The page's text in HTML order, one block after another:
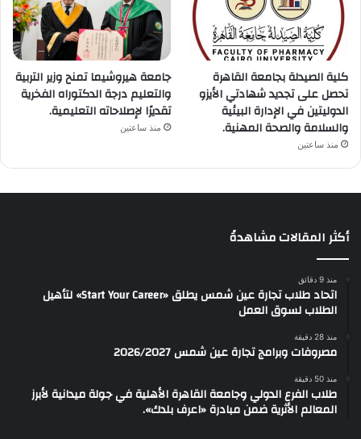
كلية الصيدلة بجامعة القاهرة
تحصل على تجديد شهادتي الأيزو
الدوليتين في الإدارة البيئية
والسلامة والصحة المهنية.
منذ ساعتين
جامعة هيروشيما تمنح وزير التربية
والتعليم درجة الدكتوراه الفخرية
تقديرًا لإصلاحاته التعليمية.
منذ ساعتين
أكثر المقالات مشاهدةً
منذ 9 دقائق
اتحاد طلاب تجارة عين شمس يطلق «Start Your Career» لتأهيل
الطلاب لسوق العمل
منذ 28 دقيقة
مصروفات وبرامج تجارة عين شمس 2026/2027
منذ 50 دقيقة
طلاب الفرع الدولي وجامعة القاهرة الأهلية في جولة ميدانية لأبرز
المعالم الأثرية ضمن مبادرة «اعرف بلدك».